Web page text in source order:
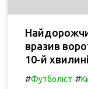
вразив
10-й
#Футболіст #